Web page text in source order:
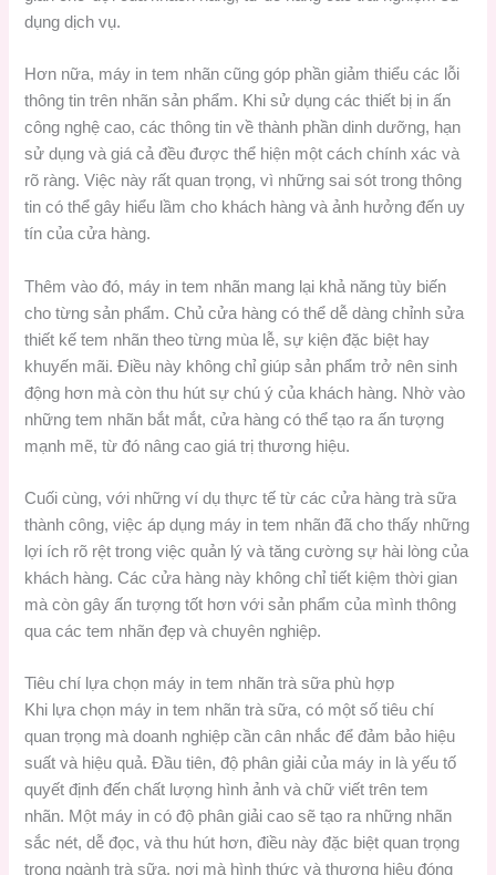
dụng dịch vụ.
Hơn nữa, máy in tem nhãn cũng góp phần giảm thiểu các lỗi
thông tin trên nhãn sản phẩm. Khi sử dụng các thiết bị in ấn
công nghệ cao, các thông tin về thành phần dinh dưỡng, hạn
sử dụng và giá cả đều được thể hiện một cách chính xác và
rõ ràng. Việc này rất quan trọng, vì những sai sót trong thông
tin có thể gây hiểu lầm cho khách hàng và ảnh hưởng đến uy
tín của cửa hàng.
Thêm vào đó, máy in tem nhãn mang lại khả năng tùy biến
cho từng sản phẩm. Chủ cửa hàng có thể dễ dàng chỉnh sửa
thiết kế tem nhãn theo từng mùa lễ, sự kiện đặc biệt hay
khuyến mãi. Điều này không chỉ giúp sản phẩm trở nên sinh
động hơn mà còn thu hút sự chú ý của khách hàng. Nhờ vào
những tem nhãn bắt mắt, cửa hàng có thể tạo ra ấn tượng
mạnh mẽ, từ đó nâng cao giá trị thương hiệu.
Cuối cùng, với những ví dụ thực tế từ các cửa hàng trà sữa
thành công, việc áp dụng máy in tem nhãn đã cho thấy những
lợi ích rõ rệt trong việc quản lý và tăng cường sự hài lòng của
khách hàng. Các cửa hàng này không chỉ tiết kiệm thời gian
mà còn gây ấn tượng tốt hơn với sản phẩm của mình thông
qua các tem nhãn đẹp và chuyên nghiệp.
Tiêu chí lựa chọn máy in tem nhãn trà sữa phù hợp
Khi lựa chọn máy in tem nhãn trà sữa, có một số tiêu chí
quan trọng mà doanh nghiệp cần cân nhắc để đảm bảo hiệu
suất và hiệu quả. Đầu tiên, độ phân giải của máy in là yếu tố
quyết định đến chất lượng hình ảnh và chữ viết trên tem
nhãn. Một máy in có độ phân giải cao sẽ tạo ra những nhãn
sắc nét, dễ đọc, và thu hút hơn, điều này đặc biệt quan trọng
trong ngành trà sữa, nơi mà hình thức và thương hiệu đóng